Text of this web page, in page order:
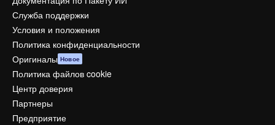
Служба поддержки
Условия и положения
Политика конфиденциальности
Оригиналы Новое
Политика файлов cookie
Центр доверия
Партнеры
Предприятие